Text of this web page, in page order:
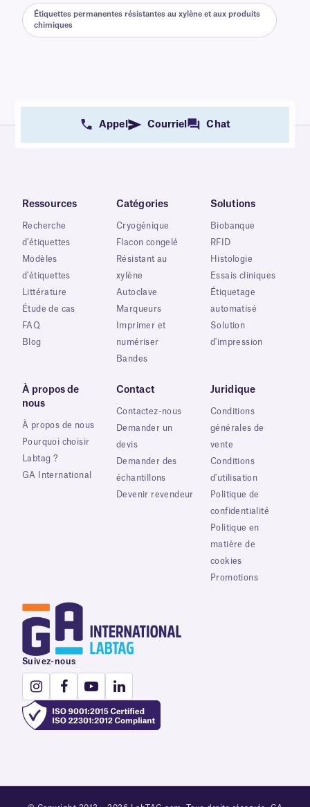
Étiquettes permanentes résistantes au xylène et aux produits
chimiques
Appel Courriel Chat
Ressources
Recherche
d'étiquettes
Modèles
d'étiquettes
Littérature
Étude de cas
FAQ
Blog
Catégories
Cryogénique
Flacon congelé
Résistant au
xylène
Autoclave
Marqueurs
Imprimer et
numériser
Bandes
Solutions
Biobanque
RFID
Histologie
Essais cliniques
Étiquetage
automatisé
Solution
d'impression
À propos de
nous
À propos de nous
Pourquoi choisir
Labtag ?
GA International
Contact
Contactez-nous
Demander un
devis
Demander des
échantillons
Devenir revendeur
Juridique
Conditions
générales de
vente
Conditions
d'utilisation
Politique de
confidentialité
Politique en
matière de
cookies
Promotions
Suivez-nous